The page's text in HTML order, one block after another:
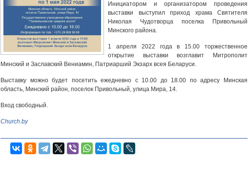
Инициатором и организатором проведения
выставки выступил приход храма Святителя
Николая Чудотворца поселка Привольный
Минского района.
1 апреля 2022 года в 15.00 торжественное
открытие выставки возглавит Митрополит
Минский и Заславский Вениамин, Патриарший Экзарх всея Беларуси.
Выставку можно будет посетить ежедневно с 10.00 до 18.00 по адресу Минская
область, Минский район, поселок Привольный, улица Мира, 14.
Вход свободный.
Church.by